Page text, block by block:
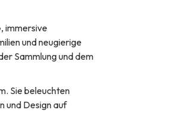
, immersive
und neugierige
Sammlung und dem
Sie beleuchten
und Design auf